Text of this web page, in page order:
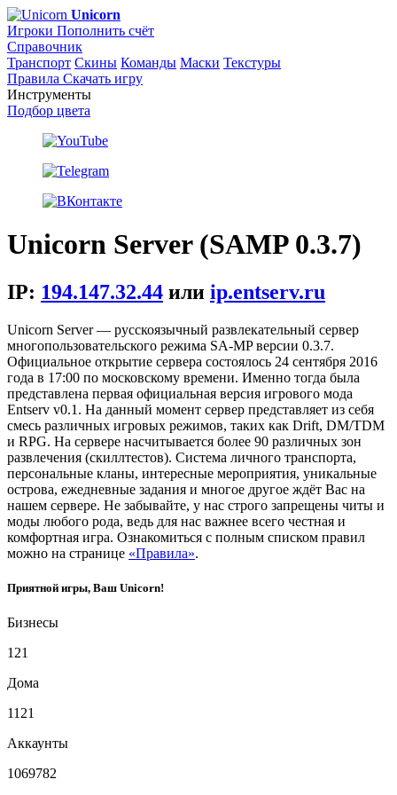
Unicorn
Игроки Пополнить счёт
Справочник
Транспорт Скины Команды Маски Текстуры
Правила Скачать игру
Инструменты
Подбор цвета
Unicorn Server (SAMP 0.3.7)
IP: 194.147.32.44 или ip.entserv.ru
Unicorn Server — русскоязычный развлекательный сервер
многопользовательского режима SA-MP версии 0.3.7.
Официальное открытие сервера состоялось 24 сентября 2016
года в 17:00 по московскому времени. Именно тогда была
представлена первая официальная версия игрового мода
Entserv v0.1. На данный момент сервер представляет из себя
смесь различных игровых режимов, таких как Drift, DM/TDM
и RPG. На сервере насчитывается более 90 различных зон
развлечения (скиллтестов). Система личного транспорта,
персональные кланы, интересные мероприятия, уникальные
острова, ежедневные задания и многое другое ждёт Вас на
нашем сервере. Не забывайте, у нас строго запрещены читы и
моды любого рода, ведь для нас важнее всего честная и
комфортная игра. Ознакомиться с полным списком правил
можно на странице «Правила».
Приятной игры, Ваш Unicorn!
Бизнесы
121
Дома
1121
Аккаунты
1069782